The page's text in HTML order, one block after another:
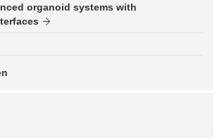
organoid systems with